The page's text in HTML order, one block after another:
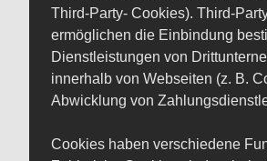
Third-Party- Cookies). Third-
ermöglichen die Einbindung
Dienstleistungen von
innerhalb von Webseiten (z. B.
Abwicklung von
Cookies haben verschiedene